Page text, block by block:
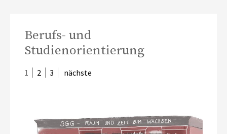
Berufs- und
Studienorientierung
1 2 3 nächste